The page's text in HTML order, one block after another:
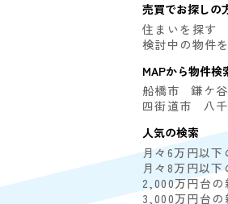
売買でお探しの
住まいを探す
検討中の物件
MAPから物件検
船橋市
鎌ケ
四街道市
八
人気の検索
月々6万円以下
月々8万円以
2,000万円台の
3,000万円台の